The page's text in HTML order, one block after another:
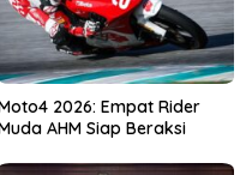
2026: Empat Rider
AHM Siap Beraksi